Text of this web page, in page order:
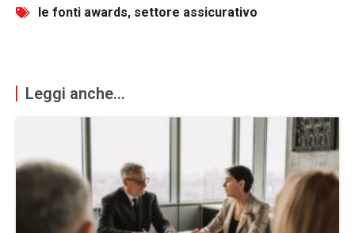
le fonti awards, settore assicurativo
Leggi anche...